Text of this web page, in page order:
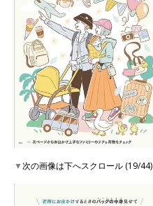
▼次の画像は下へスクロール (19/44)